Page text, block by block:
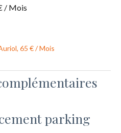
/ Mois
65 € / Mois
parking